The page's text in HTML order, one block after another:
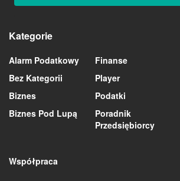
Kategorie
Alarm Podatkowy
Bez Kategorii
Biznes
Biznes Pod Lupą
Finanse
Player
Podatki
Poradnik
Przedsiębiorcy
Współpraca